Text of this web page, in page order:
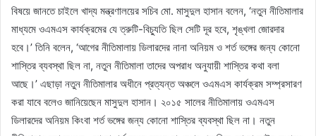
বিষয়ে জানতে চাইলে খাদ্য মন্ত্রণালয়ের সচিব মো. মাসুদুল হাসান বলেন, ‘নতুন নীতিমালার
মাধ্যমে ওএমএস কার্যক্রমের যে ত্রুটি-বিচ্যুতি ছিল সেটি দূর হবে, শৃঙ্খলা জোরদার
হবে।’ তিনি বলেন, ‘আগের নীতিমালায় ডিলারদের নানা অনিয়ম ও শর্ত ভঙ্গের জন্য কোনো
শাস্তির ব্যবস্থা ছিল না, নতুন নীতিমালা তাদের অপরাধ অনুযায়ী শাস্তির কথা বলা
আছে।’ এছাড়া নতুন নীতিমালার অধীনে প্রত্যন্ত অঞ্চলে ওএমএস কার্যক্রম সম্প্রসারণ
করা যাবে বলেও জানিয়েছেন মাসুদুল হাসান। ২০১৫ সালের নীতিমালায় ওএমএস
ডিলারদের অনিয়ম কিংবা শর্ত ভঙ্গের জন্য কোনো শাস্তির ব্যবস্থা ছিল না। নতুন